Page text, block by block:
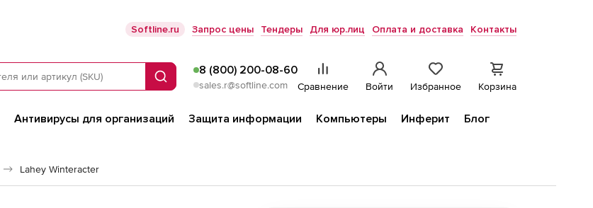
Softline.ru Запрос цены Тендеры Для юр.лиц Оплата и доставка Контакты
Поиск
8 (800) 200-08-60
sales.r@softline.com Сравнение Войти Избранное Корзина
Антивирусы для организаций Защита информации Компьютеры Инферит
Блог
Lahey Winteracter